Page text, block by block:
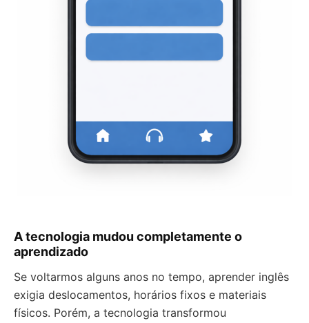
A tecnologia mudou completamente o
aprendizado
Se voltarmos alguns anos no tempo, aprender inglês
exigia deslocamentos, horários fixos e materiais
físicos. Porém, a tecnologia transformou